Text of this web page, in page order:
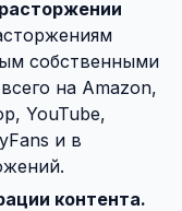
собственными
на Amazon,
YouTube,
и в
контента.